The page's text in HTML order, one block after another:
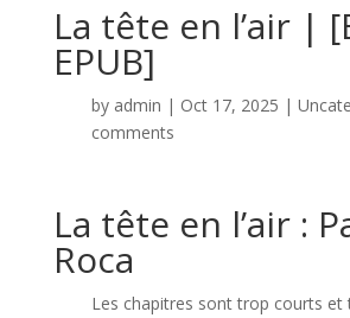
La tête en l’air |
EPUB]
by admin | Oct 17, 2025 |
comments
La tête en l’air :
Roca
Les chapitres sont trop courts et